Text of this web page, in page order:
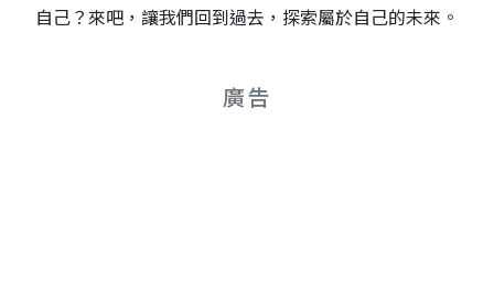
自己？來吧，讓我們回到過去，探索屬於自己的未來。
廣告